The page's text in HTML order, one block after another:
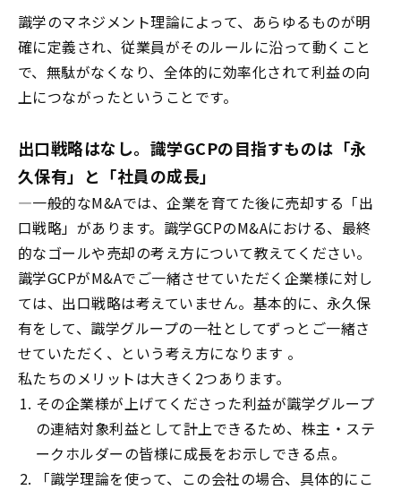
識学のマネジメント理論によって、あらゆるものが明
確に定義され、従業員がそのルールに沿って動くこと
で、無駄がなくなり、全体的に効率化されて利益の向
上につながったということです。
出口戦略はなし。識学GCPの目指すものは「永
久保有」と「社員の成長」
―一般的なM&Aでは、企業を育てた後に売却する「出
口戦略」があります。識学GCPのM&Aにおける、最終
的なゴールや売却の考え方について教えてください。
識学GCPがM&Aでご一緒させていただく企業様に対し
ては、出口戦略は考えていません。基本的に、永久保
有をして、識学グループの一社としてずっとご一緒さ
せていただく、という考え方になります 。
私たちのメリットは大きく 2つあります。
その企業様が上げてくださった利益が識学グループ
の連結対象利益として計上できるため、株主・ステ
ークホルダーの皆様に成長をお示しできる点。
「識学理論を使って、この会社の場合、具体的にこ